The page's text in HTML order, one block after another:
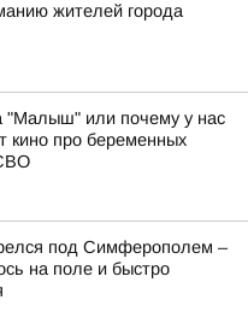
жителей города
или почему у нас
кино про беременных
под Симферополем –
на поле и быстро